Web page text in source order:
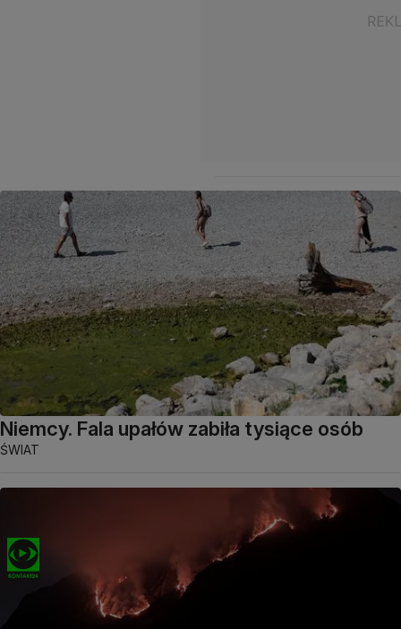
Niemcy. Fala upałów zabiła tysiące osób
ŚWIAT